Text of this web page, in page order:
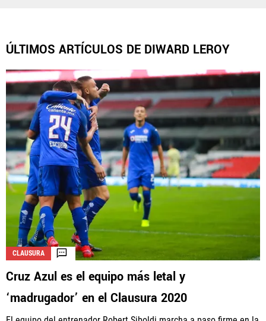
Política Editorial
Ad Choices
Vamos Azul, al igual que Futbol Sites, es una
compañía perteneciente a Better Collective. Todos
los derechos reservados.
La aceptación de una de las ofertas presentadas en esta página
puede dar lugar a un pago aVamos Azul. Este pago puede influir en
cómo y dónde aparecen los operadores de juego en la página y en el
orden en que aparecen, pero no influye en nuestras evaluaciones.
ÚLTIMOS ARTÍCULOS DE DIWARD LEROY
CLAUSURA
Cruz Azul es el equipo más letal y
‘madrugador’ en el Clausura 2020